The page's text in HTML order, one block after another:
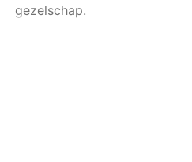
gezelschap.